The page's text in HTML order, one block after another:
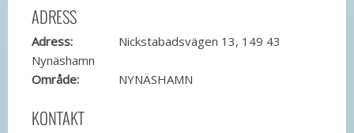
ADRESS
Adress:
Nickstabadsvägen 13, 149 43
Nynäshamn
Område:
NYNÄSHAMN
KONTAKT